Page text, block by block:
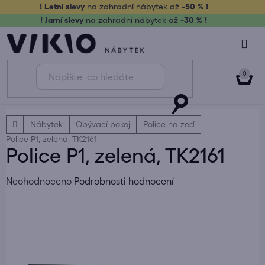
obsah
! Letní slevy na zahradní nábytek až-50 % !
! Jarní slevy na zahradní nábytek až -30 % !
DomůNábytek Obývací pokoj
Police na zeď
Police P1, zelená, TK2161
Police P1, zelená, TK2161
Průměrné
Neohodnoceno Podrobnosti hodnocení